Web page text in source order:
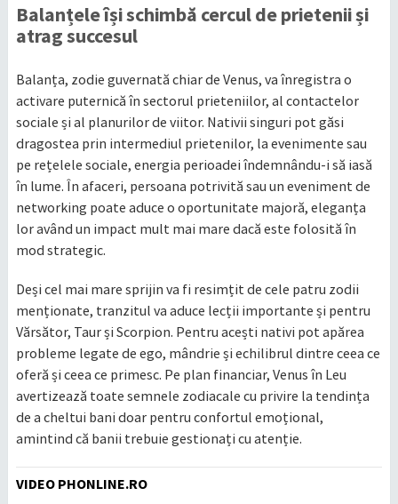
Balanțele își schimbă cercul de prietenii și
atrag succesul
Balanța, zodie guvernată chiar de Venus, va înregistra o
activare puternică în sectorul prieteniilor, al contactelor
sociale și al planurilor de viitor. Nativii singuri pot găsi
dragostea prin intermediul prietenilor, la evenimente sau
pe rețelele sociale, energia perioadei îndemnându-i să iasă
în lume. În afaceri, persoana potrivită sau un eveniment de
networking poate aduce o oportunitate majoră, eleganța
lor având un impact mult mai mare dacă este folosită în
mod strategic.
Deși cel mai mare sprijin va fi resimțit de cele patru zodii
menționate, tranzitul va aduce lecții importante și pentru
Vărsător, Taur și Scorpion. Pentru acești nativi pot apărea
probleme legate de ego, mândrie și echilibrul dintre ceea ce
oferă și ceea ce primesc. Pe plan financiar, Venus în Leu
avertizează toate semnele zodiacale cu privire la tendința
de a cheltui bani doar pentru confortul emoțional,
amintind că banii trebuie gestionați cu atenție.
VIDEO PHONLINE.RO